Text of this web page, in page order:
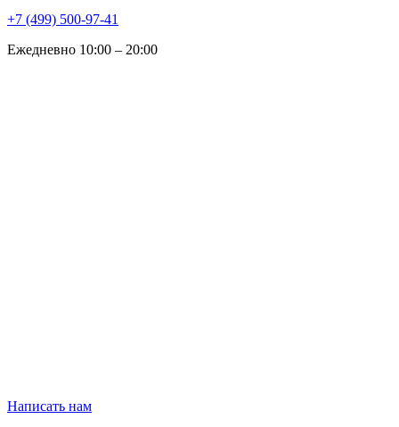
+7 (499) 500-97-41
Ежедневно 10:00 – 20:00
Написать нам